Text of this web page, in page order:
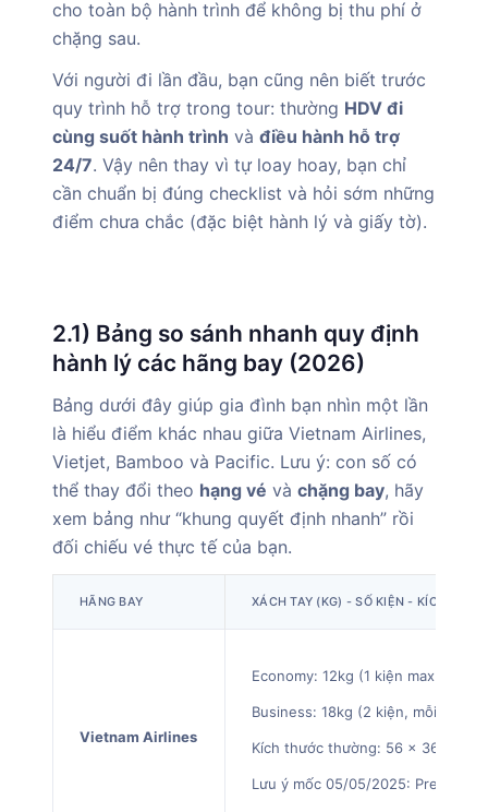
cho toàn bộ hành trình để không bị thu phí ở
chặng sau.
Với người đi lần đầu, bạn cũng nên biết trước
quy trình hỗ trợ trong tour: thường HDV đi
cùng suốt hành trình và điều hành hỗ trợ
24/7. Vậy nên thay vì tự loay hoay, bạn chỉ
cần chuẩn bị đúng checklist và hỏi sớm những
điểm chưa chắc (đặc biệt hành lý và giấy tờ).
2.1) Bảng so sánh nhanh quy định
hành lý các hãng bay (2026)
Bảng dưới đây giúp gia đình bạn nhìn một lần
là hiểu điểm khác nhau giữa Vietnam Airlines,
Vietjet, Bamboo và Pacific. Lưu ý: con số có
thể thay đổi theo hạng vé và chặng bay, hãy
xem bảng như “khung quyết định nhanh” rồi
đối chiếu vé thực tế của bạn.
HÃNG BAY XÁCH TAY (KG) - SỐ KIỆN - KÍCH
Vietnam Airlines
Economy: 12kg (1 kiện max 10kg
Business: 18kg (2 kiện, mỗi kiện
Kích thước thường: 56 x 36 x 23
Lưu ý mốc 05/05/2025: Premium